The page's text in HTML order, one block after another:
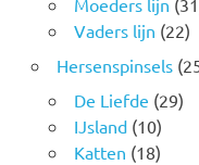
Moeders lijn
Vaders lijn (22)
Hersenspinsels
De Liefde (29)
IJsland(10)
Katten (18)